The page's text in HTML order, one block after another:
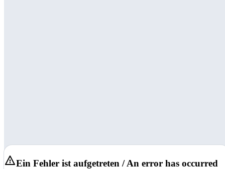
Ein Fehler ist aufgetreten / An error has occurred